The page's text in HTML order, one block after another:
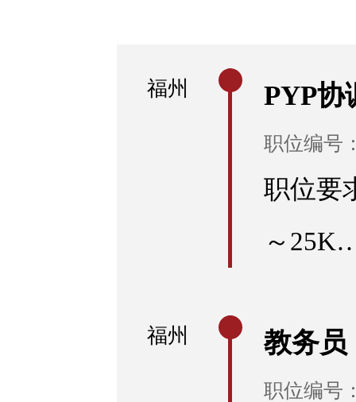
福州 PYP协
职位编号
职位要
～
福州 教务员
职位编号